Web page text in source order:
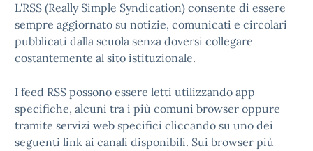
L'RSS (Really Simple Syndication) consente di essere
sempre aggiornato su notizie, comunicati e circolari
pubblicati dalla scuola senza doversi collegare
costantemente al sito istituzionale.
I feed RSS possono essere letti utilizzando app
specifiche, alcuni tra i più comuni browser oppure
tramite servizi web specifici cliccando su uno dei
seguenti link ai canali disponibili. Sui browser più